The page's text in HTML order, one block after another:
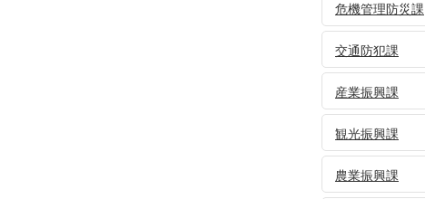
危機管理防災課
交通防犯課
産業振興課
観光振興課
農業振興課